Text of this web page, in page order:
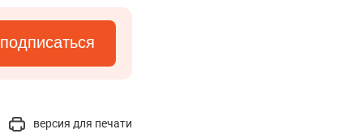
подписаться
версия для печати